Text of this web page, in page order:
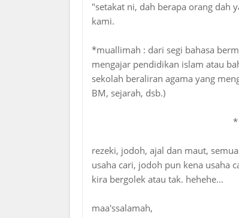
"setakat ni, dah berapa orang dah
kami.
*muallimah : dari segi bahasa
mengajar pendidikan islam atau
sekolah beraliran agama yang
BM, sejarah, dsb.)
rezeki, jodoh, ajal dan maut,
usaha cari, jodoh pun kena usaha
kira bergolek atau tak. hehehe...
maa'ssalamah,